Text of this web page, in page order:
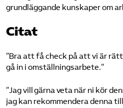
grundläggande kunskaper om
Citat
”Bra att få check på att vi är
gå in i omställningsarbete.”
”Jag vill gärna veta när ni kör
jag kan rekommendera denna